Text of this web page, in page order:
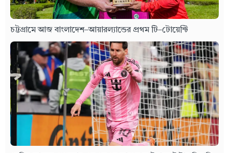
চট্টগ্রামে আজ বাংলাদেশ–আয়ারল্যান্ডের প্রথম টি–টোয়েন্টি